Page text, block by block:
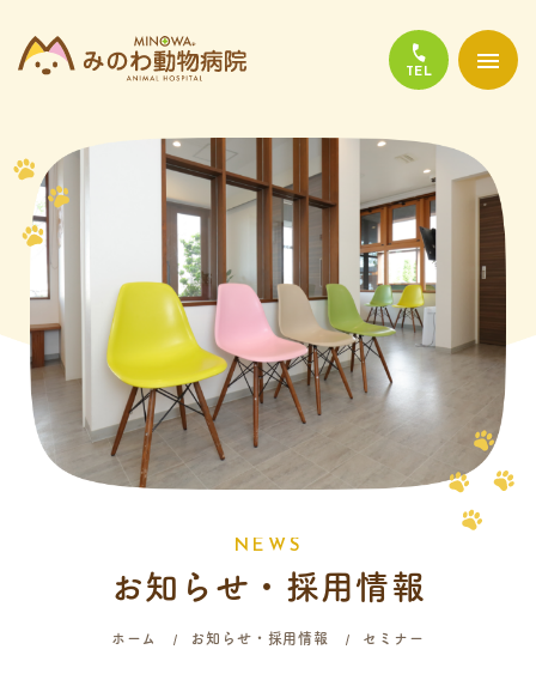
当院について
診療について
かかりやすい代表的な病気
よくある質問
058-214-4071
N E W S
お知らせ・採用情報
ホーム お知らせ・採用情報 セミナー